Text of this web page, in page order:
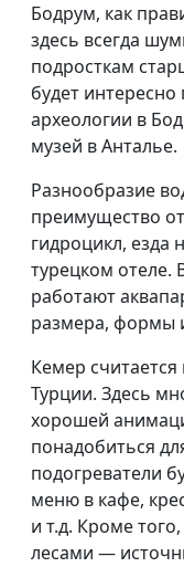
Бодрум, как
здесь всегда
подросткам
будет
археологии в
музей в Анталье.
Разнообразие
преимущество
гидроцикл, езда
турецком отеле.
работают
размера, формы
Кемер
Турции. Здесь
хорошей
понадобиться
подогреватели
меню в кафе,
и т.д. Кроме
лесами —